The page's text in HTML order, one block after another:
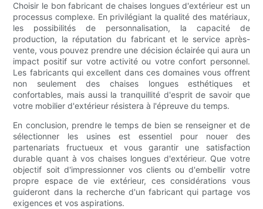
Choisir le bon fabricant de chaises longues d'extérieur est un
processus complexe. En privilégiant la qualité des matériaux,
les possibilités de personnalisation, la capacité de
production, la réputation du fabricant et le service après-
vente, vous pouvez prendre une décision éclairée qui aura un
impact positif sur votre activité ou votre confort personnel.
Les fabricants qui excellent dans ces domaines vous offrent
non seulement des chaises longues esthétiques et
confortables, mais aussi la tranquillité d'esprit de savoir que
votre mobilier d'extérieur résistera à l'épreuve du temps.
En conclusion, prendre le temps de bien se renseigner et de
sélectionner les usines est essentiel pour nouer des
partenariats fructueux et vous garantir une satisfaction
durable quant à vos chaises longues d'extérieur. Que votre
objectif soit d'impressionner vos clients ou d'embellir votre
propre espace de vie extérieur, ces considérations vous
guideront dans la recherche d'un fabricant qui partage vos
exigences et vos aspirations.